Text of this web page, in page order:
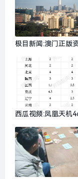
极目新闻:澳门正版
商业不动产REITs，
金超460亿，新城、
企在列|界面新闻 ·
西瓜视频:凤凰天机
政收入增长2-4%，“
人”是支出重点|界面